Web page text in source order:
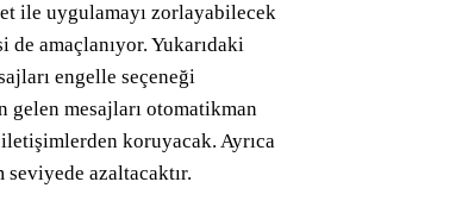
ile uygulamayı zorlayabilecek
de amaçlanıyor. Yukarıdaki
engelle seçeneği
mesajları otomatikman
koruyacak. Ayrıca
azaltacaktır.